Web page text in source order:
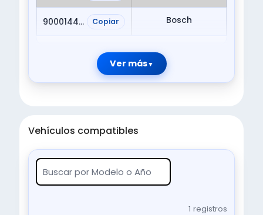
9000144107 Copiar Bosch
Ver más
Vehículos compatibles
1 registros